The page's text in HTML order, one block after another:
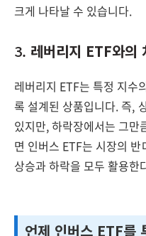
크게 나타날 수 있습니다.
3. 레버리지 ETF와의
레버리지 ETF는 특정 지수
록 설계된 상품입니다. 즉,
있지만, 하락장에서는 그만
면 인버스 ETF는 시장의
상승과 하락을 모두 활용한
언제 인버스 ETF를